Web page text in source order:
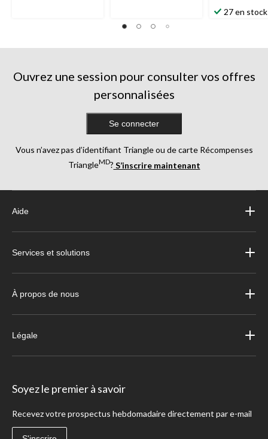
27 en stock
Ouvrez une session pour consulter vos offres
personnalisées
Se connecter
Vous n’avez pas d’identifiant Triangle ou de carte Récompenses
TriangleMD? S’inscrire maintenant
Aide
Services et solutions
À propos de nous
Légale
Soyez le premier à savoir
Recevez votre prospectus hebdomadaire directement par e-mail